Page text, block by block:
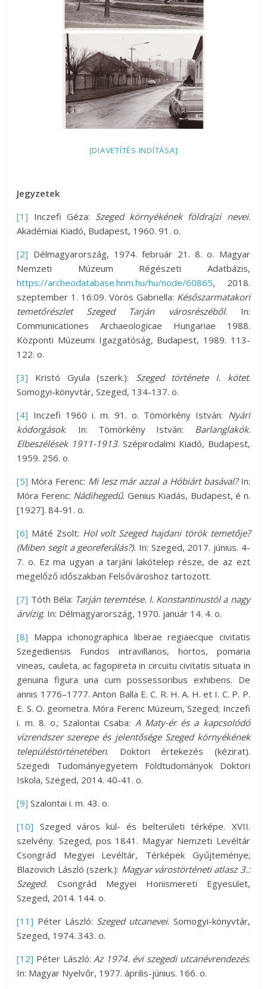
[DIAVETÍTÉS INDÍTÁSA]
Jegyzetek
[1] Inczefi Géza: Szeged környékének földrajzi nevei.
Akadémiai Kiadó, Budapest, 1960. 91. o.
[2] Délmagyarország, 1974. február 21. 8. o. Magyar
Nemzeti Múzeum Régészeti Adatbázis,
https://archeodatabase.hnm.hu/hu/node/60865, 2018.
szeptember 1. 16:09. Vörös Gabriella: Későszarmatakori
temetőrészlet Szeged Tarján városrészéből. In:
Communicationes Archaeologicae Hungariae 1988.
Központi Múzeumi Igazgatóság, Budapest, 1989. 113-
122. o.
[3] Kristó Gyula (szerk.): Szeged története I. kötet.
Somogyi-könyvtár, Szeged, 134-137. o.
[4] Inczefi 1960 i. m. 91. o. Tömörkény István: Nyári
kódorgások. In: Tömörkény István: Barlanglakók.
Elbeszélések 1911-1913. Szépirodalmi Kiadó, Budapest,
1959. 256. o.
[5] Móra Ferenc: Mi lesz már azzal a Hóbiárt basával?In:
Móra Ferenc: Nádihegedű. Genius Kiadás, Budapest, é n.
[1927]. 84-91. o.
[6] Máté Zsolt: Hol volt Szeged hajdani török temetője?
(Miben segít a georeferálás?). In: Szeged, 2017. június. 4-
7. o. Ez ma ugyan a tarjáni lakótelep része, de az ezt
megelőző időszakban Felsővároshoz tartozott.
[7] Tóth Béla: Tarján teremtése. I. Konstantinustól a nagy
árvízig. In: Délmagyarország, 1970. január 14. 4. o.
[8] Mappa ichonographica liberae regiaecque civitatis
Szegediensis Fundos intravillanos, hortos, pomaria
vineas, cauleta, ac fagopireta in circuitu civitatis situata in
genuina figura una cum possessoribus exhibens. De
annis 1776–1777. Anton Balla E. C. R. H. A. H. et I. C. P. P.
E. S. O. geometra. Móra Ferenc Múzeum, Szeged; Inczefi
i. m. 8. o.; Szalontai Csaba: A Maty-ér és a kapcsolódó
vízrendszer szerepe és jelentősége Szeged környékének
településtörténetében. Doktori értekezés (kézirat).
Szegedi Tudományegyetem Földtudományok Doktori
Iskola, Szeged, 2014. 40-41. o.
[9] Szalontai i. m. 43. o.
[10] Szeged város kül- és belterületi térképe. XVII.
szelvény. Szeged, pos 1841. Magyar Nemzeti Levéltár
Csongrád Megyei Levéltár, Térképek Gyűjteménye;
Blazovich László (szerk.): Magyar várostörténeti atlasz 3.:
Szeged. Csongrád Megyei Honismereti Egyesület,
Szeged, 2014. 144. o.
[11] Péter László: Szeged utcanevei. Somogyi-könyvtár,
Szeged, 1974. 343. o.
[12] Péter László:Az 1974. évi szegedi utcanévrendezés.
In: Magyar Nyelvőr, 1977. április-június. 166. o.